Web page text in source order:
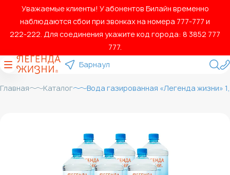
Уважаемые клиенты! У абонентов Билайн временно
наблюдаются сбои при звонках на номера 777‑777 и
222‑222. Для соединения укажите код города: 8 3852 777
777.
Барнаул
Главная Каталог Вода газированная «Легенда жизни»